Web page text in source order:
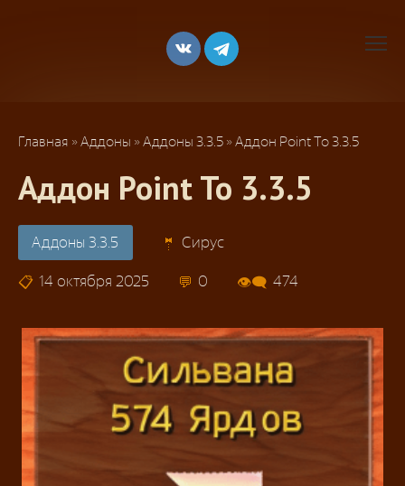
Главная »Аддоны »Аддоны 3.3.5 »Аддон Point To 3.3.5
Аддон Point To 3.3.5
Аддоны 3.3.5 Сирус
14 октября 2025 0 474